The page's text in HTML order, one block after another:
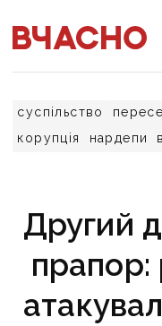
суспільство
корупція
нардепи
Другий
прапор: